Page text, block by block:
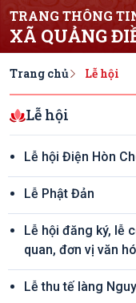
TRANG THÔNG
XÃ QUẢNG
Trang chủ Lễ hội
Lễ hội
Lễ hội Điện Hòn
Lễ Phật Đản
Lễ hội đăng ký, lễ
quan, đơn vị văn
Lễ thu tế làng